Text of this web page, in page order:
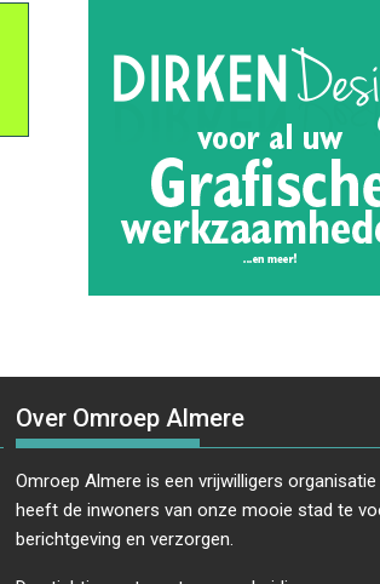
Over Omroep Almere
Omroep Almere is een vrijwilligers
heeft de inwoners van onze mooie stad te
berichtgeving en verzorgen.